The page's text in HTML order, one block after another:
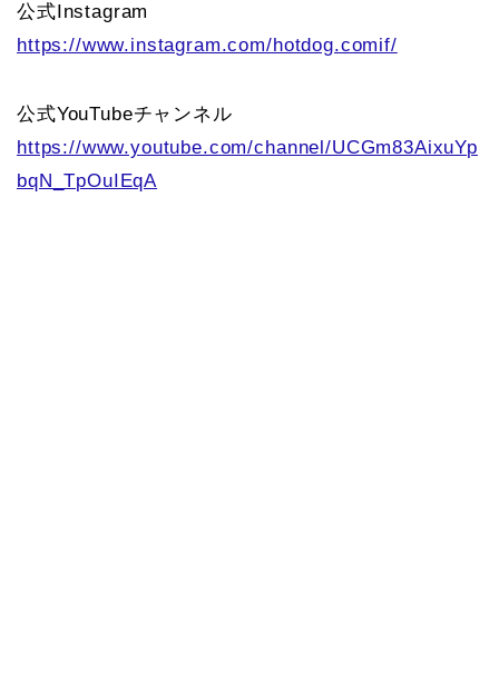
公式Instagram
https://www.instagram.com/hotdog.comif/
公式YouTubeチャンネル
https://www.youtube.com/channel/UCGm83AixuYp
bqN_TpOuIEqA